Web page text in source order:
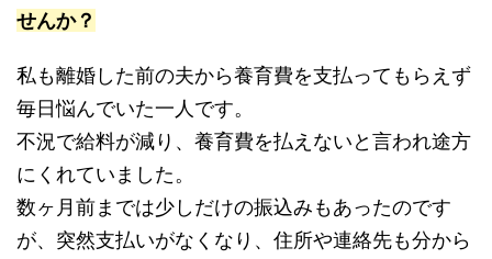
せんか？
私も離婚した前の夫から養育費を支払ってもらえず
毎日悩んでいた一人です。
不況で給料が減り、養育費を払えないと言われ途方
にくれていました。
数ヶ月前までは少しだけの振込みもあったのです
が、突然支払いがなくなり、住所や連絡先も分から